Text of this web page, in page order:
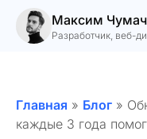
Максим
Разработчик, веб-
Главная » Блог »
каждые 3 года